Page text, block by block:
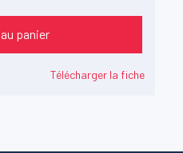
panier
Télécharger la fiche